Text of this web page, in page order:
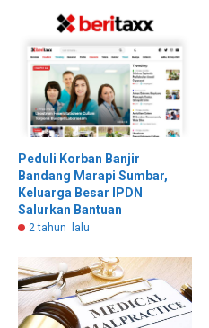
Peduli Korban Banjir
Bandang Marapi Sumbar,
Keluarga Besar IPDN
Salurkan Bantuan
2 tahun lalu